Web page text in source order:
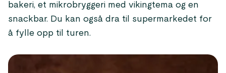
bakeri, et mikrobryggeri med vikingtema og en
snackbar. Du kan også dra til supermarkedet for
å fylle opp til turen.